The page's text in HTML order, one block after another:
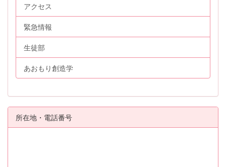
アクセス
緊急情報
生徒部
あおもり創造学
所在地・電話番号